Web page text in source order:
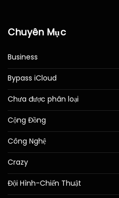
Chuyên Mục
Business
Bypass iCloud
Chưa được phân loại
Cộng Đồng
Công Nghệ
Crazy
Đội Hình-Chiến Thuật